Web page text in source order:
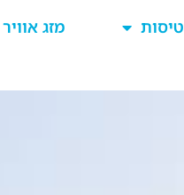
טיסות
מזג אוויר